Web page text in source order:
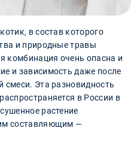
в состав которого
и природные травы
комбинация очень опасна и
и зависимость даже после
смеси. Эта разновидность
в России в
растение
составляющим —